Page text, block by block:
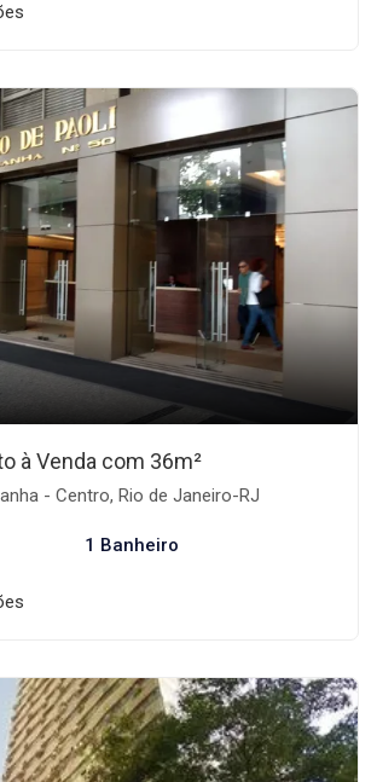
à Venda com 36m²
- Centro, Rio de Janeiro-RJ
1 Banheiro